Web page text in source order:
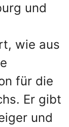
und
wie aus
für die
Er gibt
und